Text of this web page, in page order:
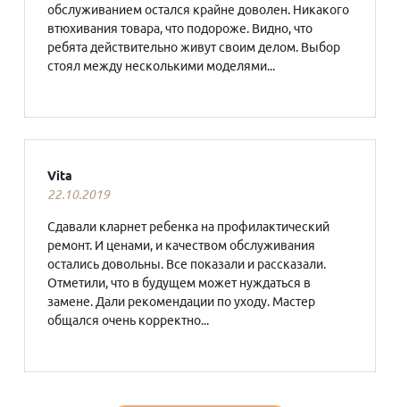
обслуживанием остался крайне доволен. Никакого
втюхивания товара, что подороже. Видно, что
ребята действительно живут своим делом. Выбор
стоял между несколькими моделями...
Vita
22.10.2019
Сдавали кларнет ребенка на профилактический
ремонт. И ценами, и качеством обслуживания
остались довольны. Все показали и рассказали.
Отметили, что в будущем может нуждаться в
замене. Дали рекомендации по уходу. Мастер
общался очень корректно...